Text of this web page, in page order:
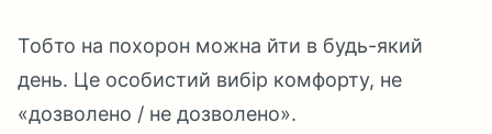
Тобто на похорон можна йти в будь-який
день. Це особистий вибір комфорту, не
«дозволено / не дозволено».